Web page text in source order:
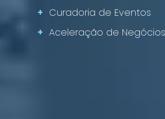
+ Curadoria de Eventos
+ Aceleração de Negócios